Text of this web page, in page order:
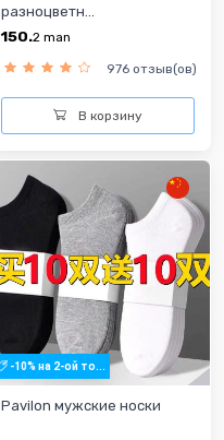
разноцветн...
150.2 man
976 отзыв(ов)
В корзину
-10% на 2-ой то...
Pavilon мужские носки